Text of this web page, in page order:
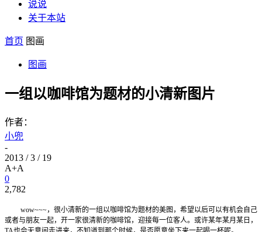
说说
关于本站
首页 图画
图画
一组以咖啡馆为题材的小清新图片
作者：
小兜
-
2013 / 3 / 19
A+A
0
2,782
wow~~~，很小清新的一组以咖啡馆为题材的美图，希望以后可以有机会自己
或者与朋友一起，开一家很清新的咖啡馆，迎接每一位客人。或许某年某月某日，